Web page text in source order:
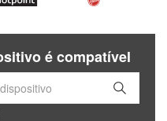
é compatível